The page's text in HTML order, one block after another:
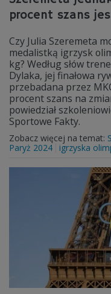
procent szans
Czy Julia Szeremeta
medalistką igrzysk
kg? Według słów
Dylaka, jej finałowa
przebadana przez
procent szans na
powiedział
Sportowe Fakty.
Zobacz więcej na temat:
Paryż 2024
igrzyska